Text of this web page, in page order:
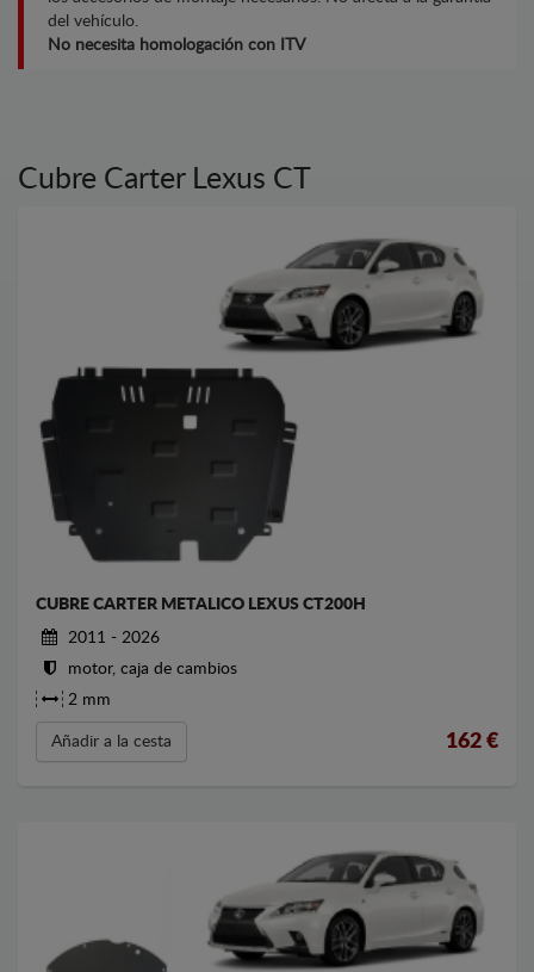
del vehículo.
No necesita homologación con ITV
Cubre Carter Lexus CT
CUBRE CARTER METALICO LEXUS CT200H
2011 - 2026
motor, caja de cambios
2 mm
Añadir a la cesta 162 €